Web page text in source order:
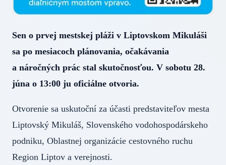
Sen o prvej mestskej pláži v Liptovskom Mikuláši
sa po mesiacoch plánovania, očakávania
a náročných prác stal skutočnosťou. V sobotu 28.
júna o 13:00 ju oficiálne otvoria.
Otvorenie sa uskutoční za účasti predstaviteľov mesta
Liptovský Mikuláš, Slovenského vodohospodárskeho
podniku, Oblastnej organizácie cestovného ruchu
Region Liptov a verejnosti.